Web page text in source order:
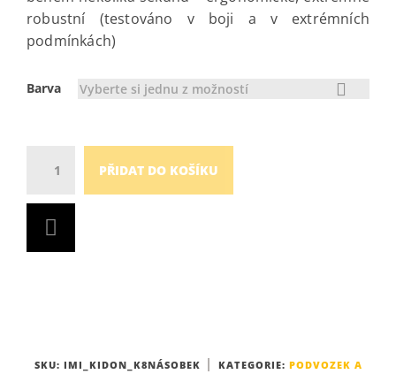
robustní (testováno v boji a v extrémních
podmínkách)
Barva Vyberte si jednu z možností
PŘIDAT DO KOŠÍKU
SKU: IMI_KIDON_K8NÁSOBEK KATEGORIE: PODVOZEK A